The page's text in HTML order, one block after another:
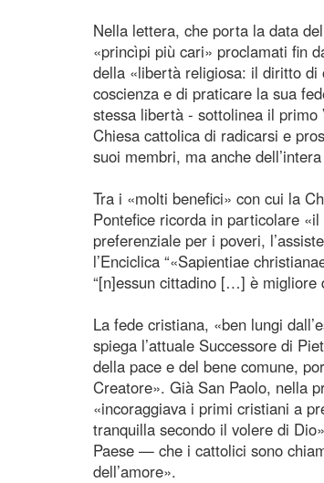
Nella lettera, che porta la data
«princìpi più cari» proclamati fin
della «libertà religiosa: il diritto di
coscienza e di praticare la sua
stessa libertà - sottolinea il primo
Chiesa cattolica di radicarsi e
suoi membri, ma anche
Tra i «molti benefici» con cui la
Pontefice ricorda in particolare
preferenziale per i poveri,
l’Enciclica “«Sapientiae
“[n]essun cittadino […] è migliore
La fede cristiana, «ben lungi
spiega l’attuale Successore di
della pace e del bene comune,
Creatore». Già San Paolo, nella
«incoraggiava i primi cristiani a
tranquilla secondo il volere di
Paese — che i cattolici sono
dell’amore».